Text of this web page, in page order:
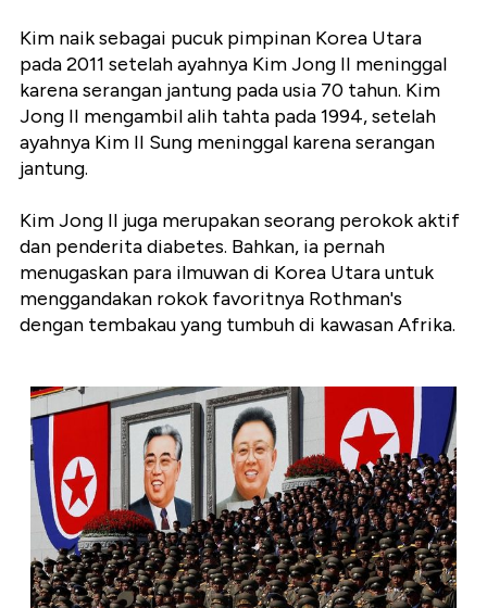
Kim naik sebagai pucuk pimpinan Korea Utara
pada 2011 setelah ayahnya Kim Jong II meninggal
karena serangan jantung pada usia 70 tahun. Kim
Jong II mengambil alih tahta pada 1994, setelah
ayahnya Kim II Sung meninggal karena serangan
jantung.
Kim Jong II juga merupakan seorang perokok aktif
dan penderita diabetes. Bahkan, ia pernah
menugaskan para ilmuwan di Korea Utara untuk
menggandakan rokok favoritnya Rothman's
dengan tembakau yang tumbuh di kawasan Afrika.